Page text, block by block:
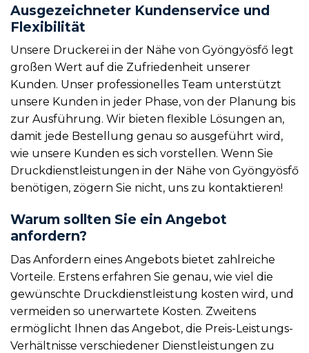
Ausgezeichneter Kundenservice und
Flexibilität
Unsere Druckerei in der Nähe von Gyöngyösfő legt
großen Wert auf die Zufriedenheit unserer
Kunden. Unser professionelles Team unterstützt
unsere Kunden in jeder Phase, von der Planung bis
zur Ausführung. Wir bieten flexible Lösungen an,
damit jede Bestellung genau so ausgeführt wird,
wie unsere Kunden es sich vorstellen. Wenn Sie
Druckdienstleistungen in der Nähe von Gyöngyösfő
benötigen, zögern Sie nicht, uns zu kontaktieren!
Warum sollten Sie ein Angebot
anfordern?
Das Anfordern eines Angebots bietet zahlreiche
Vorteile. Erstens erfahren Sie genau, wie viel die
gewünschte Druckdienstleistung kosten wird, und
vermeiden so unerwartete Kosten. Zweitens
ermöglicht Ihnen das Angebot, die Preis-Leistungs-
Verhältnisse verschiedener Dienstleistungen zu